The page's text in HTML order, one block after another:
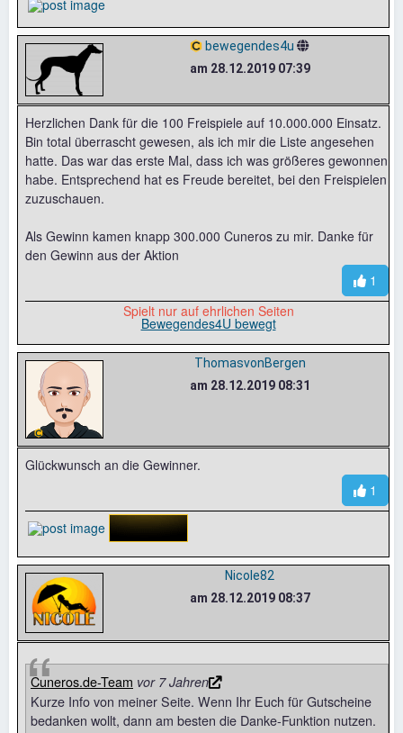
bewegendes4u
am 28.12.2019 07:39
Herzlichen Dank für die 100 Freispiele auf 10.000.000 Einsatz.
Bin total überrascht gewesen, als ich mir die Liste angesehen
hatte. Das war das erste Mal, dass ich was größeres gewonnen
habe. Entsprechend hat es Freude bereitet, bei den Freispielen
zuzuschauen.
Als Gewinn kamen knapp 300.000 Cuneros zu mir. Danke für
den Gewinn aus der Aktion
1
Spielt nur auf ehrlichen Seiten
Bewegendes4U bewegt
ThomasvonBergen
am 28.12.2019 08:31
Glückwunsch an die Gewinner.
1
Nicole82
am 28.12.2019 08:37
Cuneros.de-Team vor 7 Jahren
Kurze Info von meiner Seite. Wenn Ihr Euch für Gutscheine
bedanken wollt, dann am besten die Danke-Funktion nutzen.